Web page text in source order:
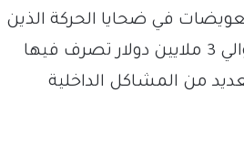
في ضحايا الحركة الذين
قتلتهم قوات الدعم السريع باشتباكات والمقدرة بحوالي 3 ملايين دولار تصرف فيها
من المشاكل الداخلية